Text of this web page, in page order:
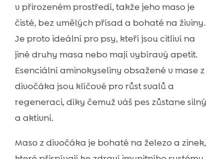
v přirozeném prostředí, takže jeho maso je
čisté, bez umělých přísad a bohaté na živiny.
Je proto ideální pro psy, kteří jsou citliví na
jiné druhy masa nebo mají vybíravý apetit.
Esenciální aminokyseliny obsažené v mase z
divočáka jsou klíčové pro růst svalů a
regeneraci, díky čemuž váš pes zůstane silný
a aktivní.
Maso z divočáka je bohaté na železo a zinek,